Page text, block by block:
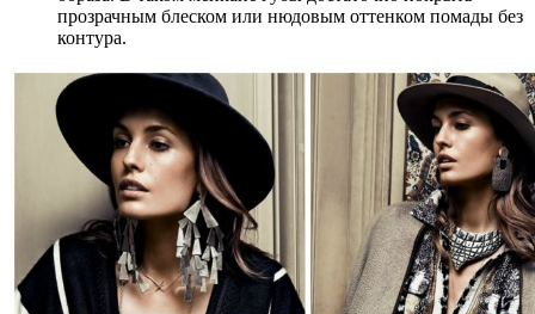
прозрачным блеском или нюдовым оттенком помады без
контура.